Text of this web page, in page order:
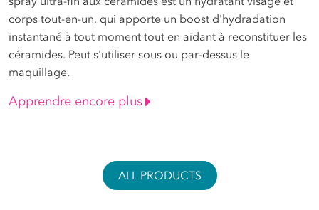
corps tout-en-un, qui apporte un boost d'hydradation
instantané à tout moment tout en aidant à reconstituer les
céramides. Peut s'utiliser sous ou par-dessus le
maquillage.
Apprendre encore plus
ALL PRODUCTS